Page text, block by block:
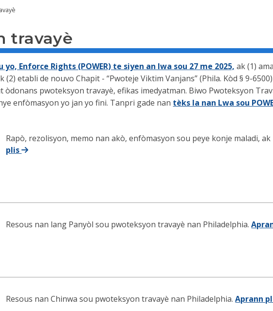
travayè
Enforce Rights (POWER) te siyen an lwa sou 27 me 2025, ak (1)
etabli de nouvo Chapit - “Pwoteje Viktim Vanjans” (Phila. Kòd § 9-
òdonans pwoteksyon travayè, efikas imedyatman. Biwo Pwoteksyon
enfòmasyon yo jan yo fini. Tanpri gade nan tèks la nan Lwa sou
Rapò, rezolisyon, memo nan akò, enfòmasyon sou peye konje maladi,
plis
Resous nan lang Panyòl sou pwoteksyon travayè nan Philadelphia.
Resous nan Chinwa sou pwoteksyon travayè nan Philadelphia.Aprann